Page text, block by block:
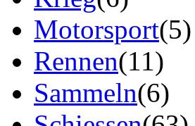
Motorsport(5)
Rennen(11)
Sammeln(6)